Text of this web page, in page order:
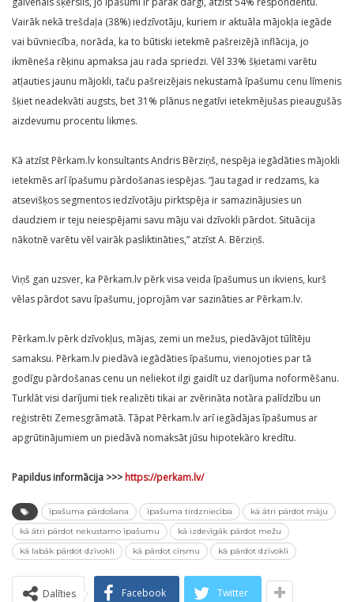
Vairāk nekā trešdaļa (38%) iedzīvotāju, kuriem ir aktuāla mājokļa iegāde
vai būvniecība, norāda, ka to būtiski ietekmē pašreizējā inflācija, jo
ikmēneša rēķinu apmaksa jau rada spriedzi. Vēl 33% šķietami varētu
atļauties jaunu mājokli, taču pašreizējais nekustamā īpašumu cenu līmenis
šķiet neadekvāti augsts, bet 31% plānus negatīvi ietekmējušas pieaugušās
aizdevumu procentu likmes.
Kā atzīst Pērkam.lv konsultants Andris Bērziņš, nespēja iegādāties mājokli
ietekmēs arī īpašumu pārdošanas iespējas. “Jau tagad ir redzams, ka
atsevišķos segmentos iedzīvotāju pirktspēja ir samazinājusies un
daudziem ir teju neiespējami savu māju vai dzīvokli pārdot. Situācija
nākotnē varētu vēl vairāk pasliktināties,” atzīst A. Bērziņš.
Viņš gan uzsver, ka Pērkam.lv pērk visa veida īpašumus un ikviens, kurš
vēlas pārdot savu īpašumu, joprojām var sazināties ar Pērkam.lv.
Pērkam.lv pērk dzīvokļus, mājas, zemi un mežus, piedāvājot tūlītēju
samaksu. Pērkam.lv piedāvā iegādāties īpašumu, vienojoties par tā
godīgu pārdošanas cenu un neliekot ilgi gaidīt uz darījuma noformēšanu.
Turklāt visi darījumi tiek realizēti tikai ar zvērināta notāra palīdzību un
reģistrēti Zemesgrāmatā. Tāpat Pērkam.lv arī iegādājas īpašumus ar
apgrūtinājumiem un piedāvā nomaksāt jūsu hipotekāro kredītu.
Papildus informācija >>> https://perkam.lv/
īpašuma pārdošana īpašuma tirdzniecība
kā ātri pārdot māju
kā ātri pārdot nekustamo īpašumu
kā izdevīgāk pārdot mežu
kā labāk pārdot dzīvokli
kā pārdot cirsmu kā pārdot dzīvokli
Dalīties Facebook Twitter